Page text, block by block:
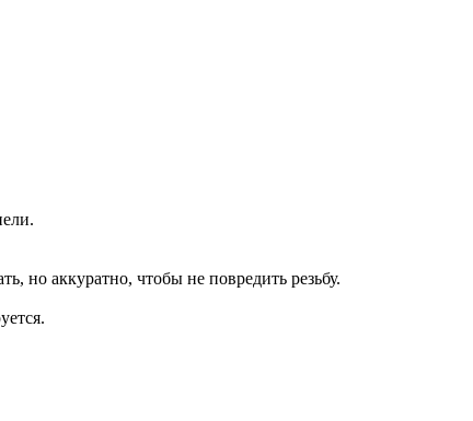
но аккуратно, чтобы не повредить резьбу.